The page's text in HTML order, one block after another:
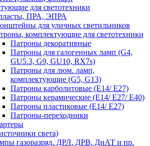
для светотехники
ПРА, ЭПРА
для уличных светильников
комплектующие для светотехники
Патроны декоративные
Патроны для галогенных ламп (G4,
GU5.3, G9, GU10, RX7s)
Патроны для люм. ламп,
комплектующие (G5, G13)
Патроны карболитовые (E14/ E27)
Патроны керамические (E14/ E27/ E40)
Патроны пластиковые (E14/ E27)
Патроны-переходники
света)
газоразряд. ДРЛ, ДРВ, ДнАТ и пр.